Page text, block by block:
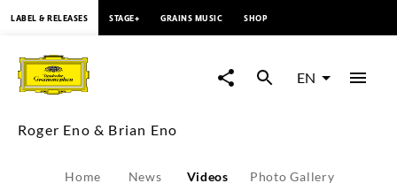
Manganese
Roger
LABEL & RELEASES STAGE+ GRAINS MUSIC SHOP
EN
Roger Eno & Brian Eno
Home News Videos Photo Gallery